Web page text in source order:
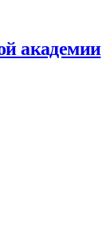
академии